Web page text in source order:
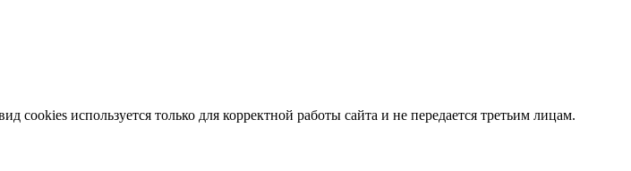
используется только для корректной работы сайта и не передается третьим лицам.